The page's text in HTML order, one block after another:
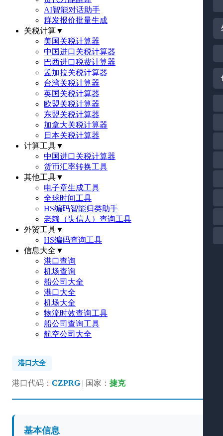
AI智能对话助手
群发报价批量生成
关税计算▼
美国关税计算器
中国进口关税计算器
巴西进口税费计算器
孟加拉关税计算器
台湾关税计算器
英国关税计算器
欧盟关税计算器
东盟关税计算器
加拿大关税计算器
日本关税计算器
计算工具▼
中国进口关税计算器
货币汇率转换工具
其他工具▼
电子章生成工具
全球时间工具
HS编码智能归类助手
老赖（失信人）查询工具
外贸工具▼
HS编码查询工具
信息大全 ▼
港口查询
机场查询
船公司大全
港口大全
机场大全
物流时效查询工具
船公司查询工具
航空公司大全
港口大全
港口代码： CZPRG | 国家： 捷克
基本信息